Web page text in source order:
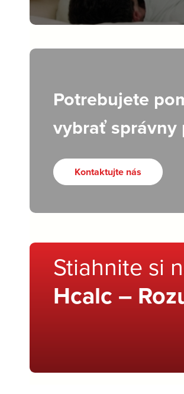
Potrebujete
vybrať správny
Kontaktujte nás
Stiahnite si
Hcalc –